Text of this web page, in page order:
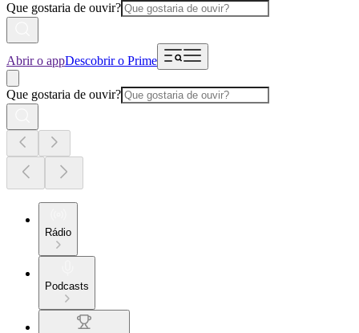
Que gostaria de ouvir?
Abrir o appDescobrir o Prime
Que gostaria de ouvir?
Rádio
Podcasts